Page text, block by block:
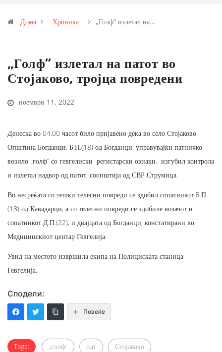
Иловица и со антимонот?
Дома Хроника „Голф“ излетал на…
„Голф“ излетал на патот во
Стојаково, тројца повредени
ноември 11, 2022
Денеска во 04:00 часот било пријавено дека во село Стојаково,
Општина Богданци, Б.П.(18) од Богданци, управувајќи патничко
возило „голф“ со гевгелиски регистарски ознаки, изгубил контрола
и излетал надвор од патот, соопштија од СВР Струмица.
Во несреќата со тешки телесни повреди се здобил сопатникот Б.П.
(18) од Кавадарци, а со телесни повреди се здобиле возачот и
сопатникот Д.П.(22), и двајцата од Богданци, констатирани во
Медицинскиот центар Гевгелија.
Увид на местото извршила екипа на Полициската станица
Гевгелија.
Сподели:
Повеќе
Tags: „голф“ пат Стојаково